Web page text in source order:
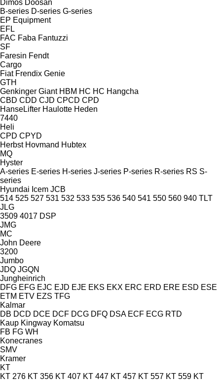
Dimos Doosan
B-series D-series G-series
EP Equipment
EFL
FAC Faba Fantuzzi
SF
Faresin Fendt
Cargo
Fiat Frendix Genie
GTH
Genkinger Giant HBM HC HC Hangcha
CBD CDD CJD CPCD CPD
HanseLifter Haulotte Heden
7440
Heli
CPD CPYD
Herbst Hovmand Hubtex
MQ
Hyster
A-series E-series H-series J-series P-series R-series RS S-
series
Hyundai Icem JCB
514 525 527 531 532 533 535 536 540 541 550 560 940 TLT
JLG
3509 4017 DSP
JMG
MC
John Deere
3200
Jumbo
JDQ JGQN
Jungheinrich
DFG EFG EJC EJD EJE EKS EKX ERC ERD ERE ESD ESE
ETM ETV EZS TFG
Kalmar
DB DCD DCE DCF DCG DFQ DSA ECF ECG RTD
Kaup Kingway Komatsu
FB FG WH
Konecranes
SMV
Kramer
KT
KT 276 KT 356 KT 407 KT 447 KT 457 KT 557 KT 559 KT